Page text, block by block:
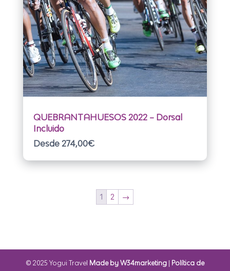
QUEBRANTAHUESOS 2022 – Dorsal
Incluido
Desde 274,00€
1 2 →
© 2025 Yogui Travel Made by W34marketing
Política de